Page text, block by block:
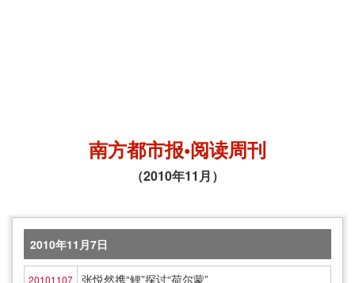
南方都市报•阅读周刊
（2010年11月）
2010年11月7日
20101107 张悦然携“鲤”探讨“荷尔蒙”